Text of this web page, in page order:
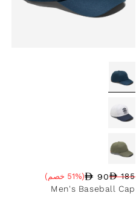
السعر العادي
185
سعر البيع
90
نسبة الخصم
(51% خصم)
Men's Baseball Cap